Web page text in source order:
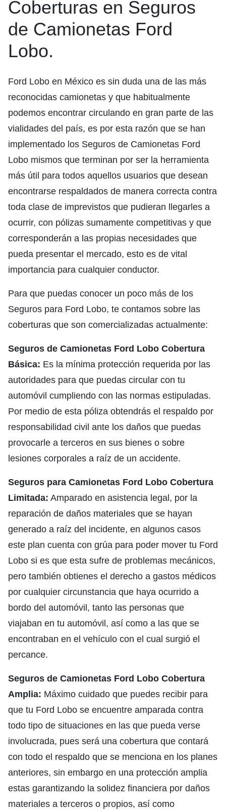
Coberturas en Seguros
de Camionetas Ford
Lobo.
Ford Lobo en México es sin duda una de las más
reconocidas camionetas y que habitualmente
podemos encontrar circulando en gran parte de las
vialidades del país, es por esta razón que se han
implementado los Seguros de Camionetas Ford
Lobo mismos que terminan por ser la herramienta
más útil para todos aquellos usuarios que desean
encontrarse respaldados de manera correcta contra
toda clase de imprevistos que pudieran llegarles a
ocurrir, con pólizas sumamente competitivas y que
corresponderán a las propias necesidades que
pueda presentar el mercado, esto es de vital
importancia para cualquier conductor.
Para que puedas conocer un poco más de los
Seguros para Ford Lobo, te contamos sobre las
coberturas que son comercializadas actualmente:
Seguros de Camionetas Ford Lobo Cobertura
Básica: Es la mínima protección requerida por las
autoridades para que puedas circular con tu
automóvil cumpliendo con las normas estipuladas.
Por medio de esta póliza obtendrás el respaldo por
responsabilidad civil ante los daños que puedas
provocarle a terceros en sus bienes o sobre
lesiones corporales a raíz de un accidente.
Seguros para Camionetas Ford Lobo Cobertura
Limitada: Amparado en asistencia legal, por la
reparación de daños materiales que se hayan
generado a raíz del incidente, en algunos casos
este plan cuenta con grúa para poder mover tu Ford
Lobo si es que esta sufre de problemas mecánicos,
pero también obtienes el derecho a gastos médicos
por cualquier circunstancia que haya ocurrido a
bordo del automóvil, tanto las personas que
viajaban en tu automóvil, así como a las que se
encontraban en el vehículo con el cual surgió el
percance.
Seguros de Camionetas Ford Lobo Cobertura
Amplia: Máximo cuidado que puedes recibir para
que tu Ford Lobo se encuentre amparada contra
todo tipo de situaciones en las que pueda verse
involucrada, pues será una cobertura que contará
con todo el respaldo que se menciona en los planes
anteriores, sin embargo en una protección amplia
estas garantizando la solidez financiera por daños
materiales a terceros o propios, así como